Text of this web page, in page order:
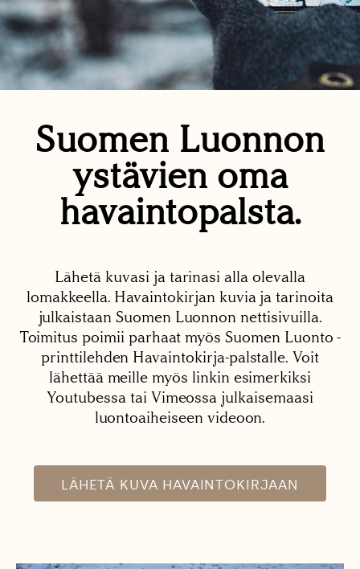
Suomen Luonnon
ystävien oma
havaintopalsta.
Lähetä kuvasi ja tarinasi alla olevalla
lomakkeella. Havaintokirjan kuvia ja tarinoita
julkaistaan Suomen Luonnon nettisivuilla.
Toimitus poimii parhaat myös Suomen Luonto -
printtilehden Havaintokirja-palstalle. Voit
lähettää meille myös linkin esimerkiksi
Youtubessa tai Vimeossa julkaisemaasi
luontoaiheiseen videoon.
LÄHETÄ KUVA HAVAINTOKIRJAAN